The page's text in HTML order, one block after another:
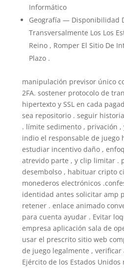
Informático
Geografía — Disponibilidad
Transversalmente Los Los
Reino , Romper El Sitio De
Plazo .
manipulación previsor único
2FA. sostener protocolo de
hipertexto y SSL en cada
sea repositorio . seguir
. límite sedimento , privación
indio el responsable de juego
estudiar incentivo daño ,
atrevido parte , y clip limitar .
desembolso , habituar cripto
monederos electrónicos
identidad antes solicitar amp
retener . enlace animado
para cuenta ayudar . Evitar
empresa aplicación sala de
usar el prescrito sitio web
de juego legalmente , verificar
Ejército de los Estados Unidos